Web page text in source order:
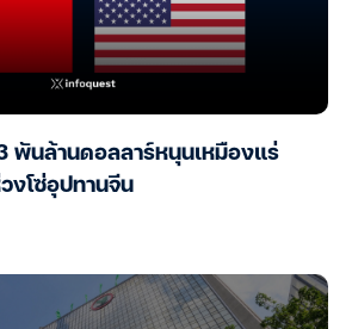
พันล้านดอลลาร์หนุนเหมืองแร่
โซ่อุปทานจีน